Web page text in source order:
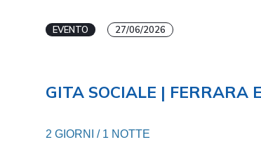
EVENTO 27/06/2026
GITA SOCIALE | FERRARA
2 GIORNI / 1 NOTTE